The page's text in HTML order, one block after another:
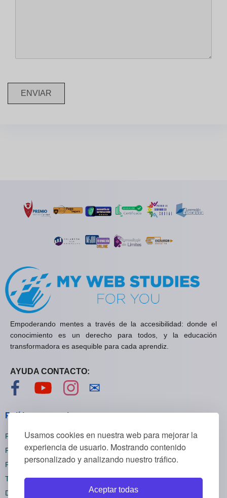
Usamos cookies en nuestra web para mejorar la
experiencia de usuario. Mostrando contenido
personalizado y analizando nuestro tráfico.
Aceptar todas
ENVIAR
Empoderando mentes a través de la accesibilidad: donde el
conocimiento es un derecho para todos, y la educación
transformadora es asequible para cada aprendiz.
AYUDA CONTACTO:
Visítanos en Facebook
Visítanos en YouTube
Visítanos en Instagram
✉
Políticas generales
Políticas de privacidad
Políticas de cookies
Políticas de reembolsos
Términos y condiciones
Darse de baja